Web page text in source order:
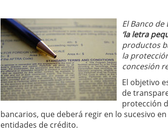
junio 6,
2014
Tarjeta Visa Prepago de
Las principales comisiones
Juego BBVA, una forma de hacer
Monte de Piedad, una de la
El Banco
‘la letra
productos
la
concesión
El objetivo
de
protección
bancarios, que deberá regir en lo sucesivo
entidades de crédito.